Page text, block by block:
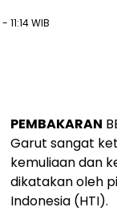
- 11:14 WIB
PEMBAKARAN
Garut sangat
kemuliaan dan
dikatakan oleh
Indonesia (HTI).